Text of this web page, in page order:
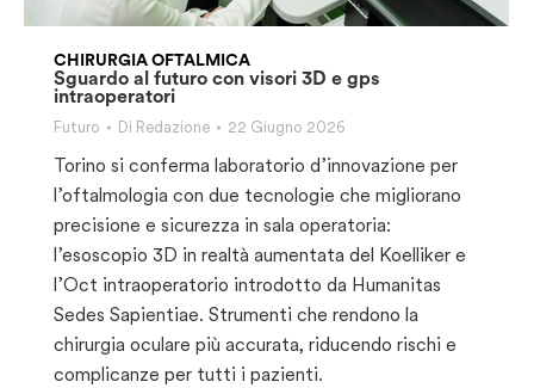
CHIRURGIA OFTALMICA
Sguardo al futuro con visori 3D e gps
intraoperatori
Futuro Di Redazione 22 Giugno 2026
Torino si conferma laboratorio d’innovazione per
l’oftalmologia con due tecnologie che migliorano
precisione e sicurezza in sala operatoria:
l’esoscopio 3D in realtà aumentata del Koelliker e
l’Oct intraoperatorio introdotto da Humanitas
Sedes Sapientiae. Strumenti che rendono la
chirurgia oculare più accurata, riducendo rischi e
complicanze per tutti i pazienti.